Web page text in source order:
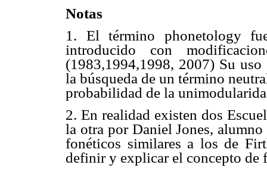
Notas
1. El término phonetology
introducido con
(1983,1994,1998, 2007) Su uso
la búsqueda de un término
probabilidad de la
2. En realidad existen dos
la otra por Daniel Jones,
fonéticos similares a los de
definir y explicar el concepto de